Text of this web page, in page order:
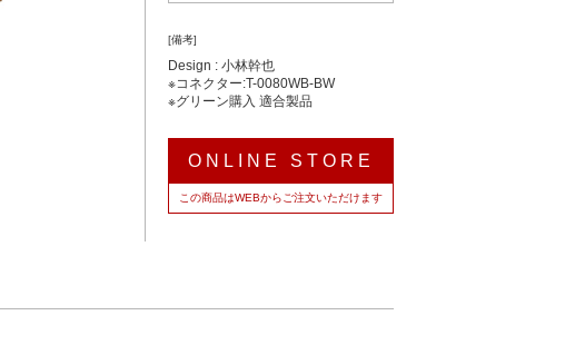
[備考]
Design : 小林幹也
※コネクター:T-0080WB-BW
※グリーン購入 適合製品
ONLINE STORE
この商品はWEBからご注文いただけます